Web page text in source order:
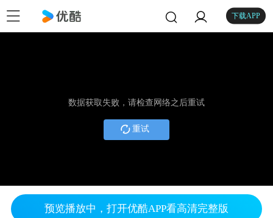
下载APP
数据获取失败，请检查网络之后重试
重试
预览播放中，打开优酷APP看高清完整版